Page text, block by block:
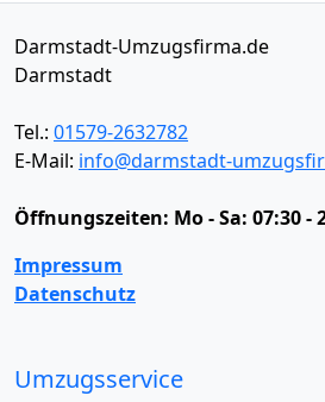
Darmstadt-Umzugsfirma.de
Darmstadt
Tel.: 01579-2632782
E-Mail: info@darmstadt-
Öffnungszeiten: Mo - Sa: 07:30 -
Impressum
Datenschutz
Umzugsservice